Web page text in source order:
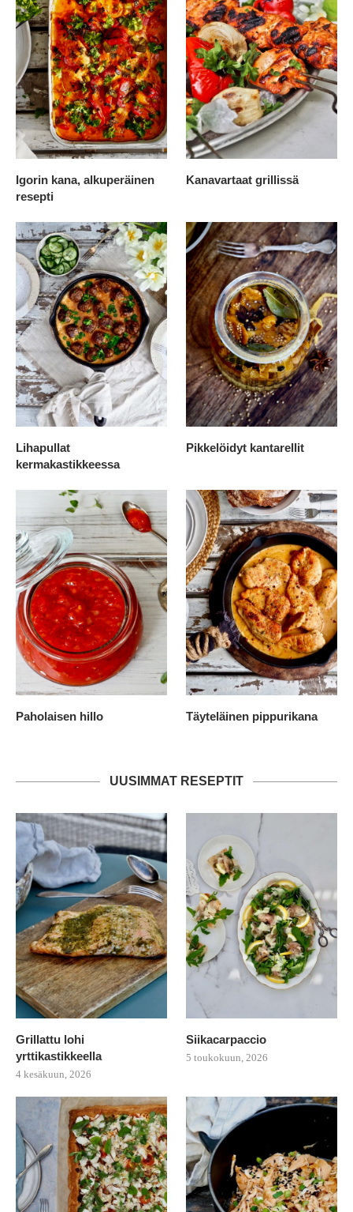
Igorin kana, alkuperäinen
resepti
Kanavartaat grillissä
Lihapullat
kermakastikkeessa
Pikkelöidyt kantarellit
Paholaisen hillo Täyteläinen pippurikana
UUSIMMAT RESEPTIT
Grillattu lohi
yrttikastikkeella
4 kesäkuun, 2026
Siikacarpaccio
5 toukokuun, 2026